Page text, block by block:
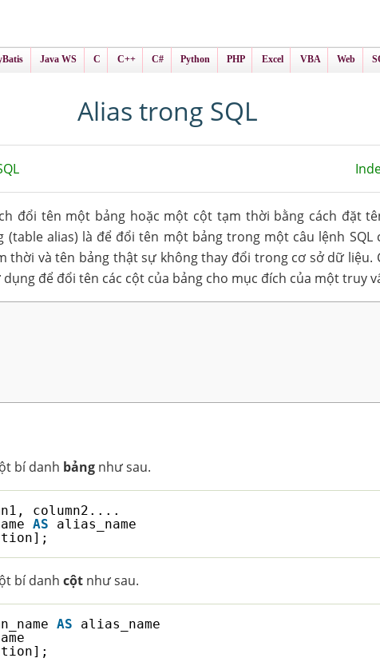
Java WS C C++ C# Python PHP Excel VBA Web
Alias trong SQL
đổi tên một bảng hoặc một cột tạm thời bằng cách đặt
(table alias) là để đổi tên một bảng trong một câu lệnh SQL
thời và tên bảng thật sự không thay đổi trong cơ sở dữ liệu.
để đổi tên các cột của bảng cho mục đích của một truy
bí danh bảngnhư sau.
column2....
AS
alias_name
bí danh cộtnhư sau.
AS
alias_name